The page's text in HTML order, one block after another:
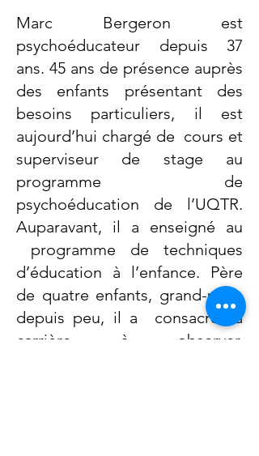
Marc Bergeron est
psychoéducateur depuis 37
ans. 45 ans de présence auprès
des enfants présentant des
besoins particuliers, il est
aujourd’hui chargé de cours et
superviseur de stage au
programme de
psychoéducation de l’UQTR.
Auparavant, il a enseigné au
programme de techniques
d’éducation à l’enfance. Père
de quatre enfants, grand-papa
depuis peu, il a consacré sa
carrière à observer,